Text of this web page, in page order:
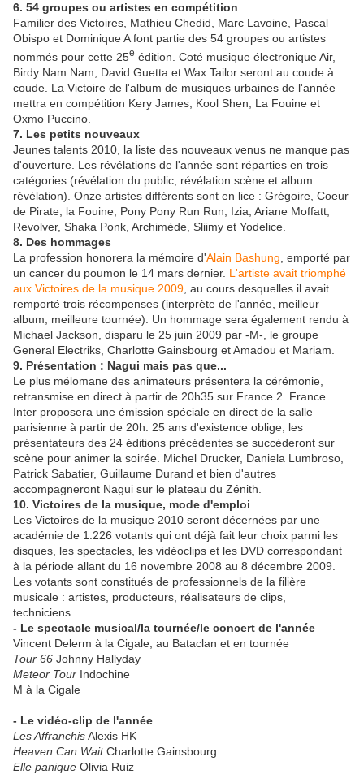
6. 54 groupes ou artistes en compétition
Familier des Victoires, Mathieu Chedid, Marc Lavoine, Pascal
Obispo et Dominique A font partie des 54 groupes ou artistes
nommés pour cette 25e édition. Coté musique électronique Air,
Birdy Nam Nam, David Guetta et Wax Tailor seront au coude à
coude. La Victoire de l'album de musiques urbaines de l'année
mettra en compétition Kery James, Kool Shen, La Fouine et
Oxmo Puccino.
7. Les petits nouveaux
Jeunes talents 2010, la liste des nouveaux venus ne manque pas
d'ouverture. Les révélations de l'année sont réparties en trois
catégories (révélation du public, révélation scène et album
révélation). Onze artistes différents sont en lice : Grégoire, Coeur
de Pirate, la Fouine, Pony Pony Run Run, Izia, Ariane Moffatt,
Revolver, Shaka Ponk, Archimède, Sliimy et Yodelice.
8. Des hommages
La profession honorera la mémoire d'Alain Bashung , emporté par
un cancer du poumon le 14 mars dernier. L'artiste avait triomphé
aux Victoires de la musique 2009 , au cours desquelles il avait
remporté trois récompenses (interprète de l'année, meilleur
album, meilleure tournée). Un hommage sera également rendu à
Michael Jackson, disparu le 25 juin 2009 par -M-, le groupe
General Electriks, Charlotte Gainsbourg et Amadou et Mariam.
9. Présentation : Nagui mais pas que...
Le plus mélomane des animateurs présentera la cérémonie,
retransmise en direct à partir de 20h35 sur France 2. France
Inter proposera une émission spéciale en direct de la salle
parisienne à partir de 20h. 25 ans d'existence oblige, les
présentateurs des 24 éditions précédentes se succèderont sur
scène pour animer la soirée. Michel Drucker, Daniela Lumbroso,
Patrick Sabatier, Guillaume Durand et bien d'autres
accompagneront Nagui sur le plateau du Zénith.
10. Victoires de la musique, mode d'emploi
Les Victoires de la musique 2010 seront décernées par une
académie de 1.226 votants qui ont déjà fait leur choix parmi les
disques, les spectacles, les vidéoclips et les DVD correspondant
à la période allant du 16 novembre 2008 au 8 décembre 2009.
Les votants sont constitués de professionnels de la filière
musicale : artistes, producteurs, réalisateurs de clips,
techniciens...
- Le spectacle musical/la tournée/le concert de l'année
Vincent Delerm à la Cigale, au Bataclan et en tournée
Tour 66 Johnny Hallyday
Meteor Tour Indochine
M à la Cigale
- Le vidéo-clip de l'année
Les AffranchisAlexis HK
Heaven Can WaitCharlotte Gainsbourg
Elle panique Olivia Ruiz